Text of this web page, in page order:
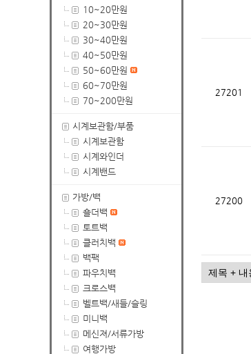
10~20만원
20~30만원
30~40만원
40~50만원
50~60만원
60~70만원
70~200만원
시계보관함/부품
시계보관함
시계와인더
시계밴드
가방/백
숄더백
토트백
클러치백
백팩
파우치백
크로스백
벨트백/새들/슬링
미니백
메신져/서류가방
여행가방
27201
27200